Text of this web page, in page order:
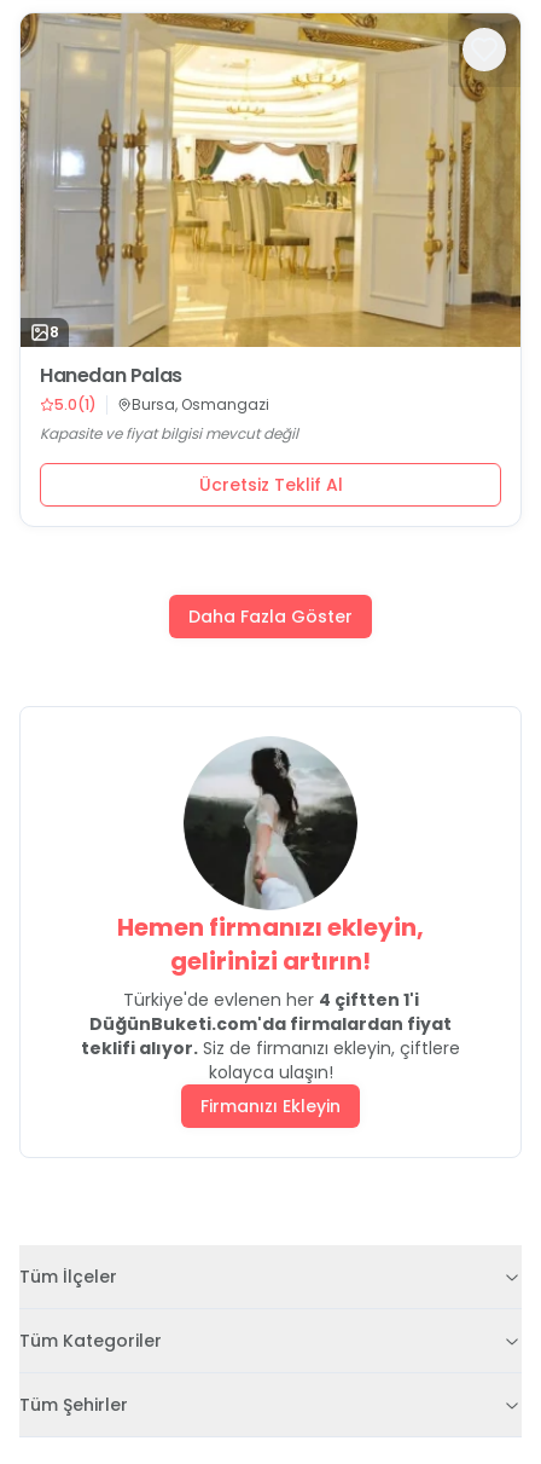
8
Hanedan Palas
5.0(1)
Bursa, Osmangazi
Kapasite ve fiyat bilgisi mevcut değil
Ücretsiz Teklif Al
Daha Fazla Göster
Hemen firmanızı ekleyin,
gelirinizi artırın!
Türkiye'de evlenen her 4 çiftten 1'i
DüğünBuketi.com'da firmalardan fiyat
teklifi alıyor. Siz de firmanızı ekleyin, çiftlere
kolayca ulaşın!
Firmanızı Ekleyin
Tüm İlçeler
Tüm Kategoriler
Tüm Şehirler